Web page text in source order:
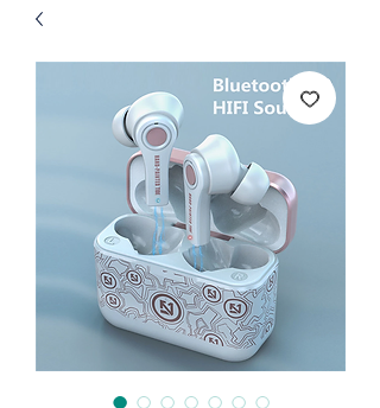
:EBEPEX30